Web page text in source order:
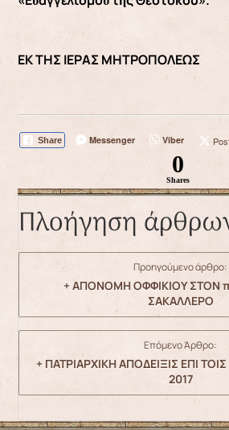
ΕΚ ΤΗΣ ΙΕΡΑΣ ΜΗΤΡΟΠΟΛΕΩΣ
Share Messenger Viber
0
Shares
Πλοήγηση
Προηγούμενο άρθρο:
+ ΑΠΟΝΟΜΗ ΟΦΦΙΚΙΟΥ ΣΤΟΝ
ΣΑΚΑΛΛΕΡΟ
Επόμενο Άρθρο:
+ ΠΑΤΡΙΑΡΧΙΚΗ ΑΠΟΔΕΙΞΙΣ ΕΠΙ
2017